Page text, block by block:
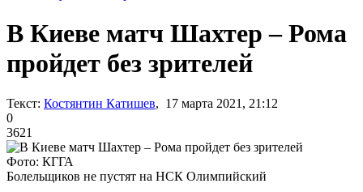
В Киеве матч Шахтер – Рома
пройдет без зрителей
Текст: Костянтин Катишев, 17 марта 2021, 21:12
0
3621
Фото: КГГА
Болельщиков не пустят на НСК Олимпийский